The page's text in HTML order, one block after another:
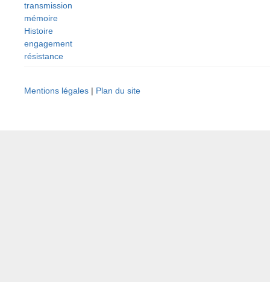
transmission
mémoire
Histoire
engagement
résistance
Mentions légales | Plan du site